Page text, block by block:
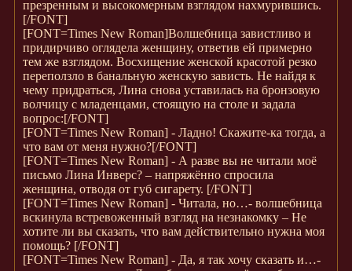
презренным и высокомерным взглядом нахмурившись.
[/FONT]
[FONT=Times New Roman]Волшебница завистливо и
придирчиво оглядела женщину, ответив ей примерно
тем же взглядом. Восхищение женской красотой резко
переползло в банальную женскую зависть. Не найдя к
чему придраться, Лина снова уставилась на бронзовую
волчицу с младенцами, стоящую на столе и задала
вопрос:[/FONT]
[FONT=Times New Roman] - Ладно! Скажите-ка тогда, а
что вам от меня нужно?[/FONT]
[FONT=Times New Roman] - А разве вы не читали моё
письмо Лина Инверс? – напряжённо спросила
женщина, отводя от губ сигарету. [/FONT]
[FONT=Times New Roman] - Читала, но…- волшебница
вскинула встревоженный взгляд на незнакомку – Не
хотите ли вы сказать, что вам действительно нужна моя
помощь? [/FONT]
[FONT=Times New Roman] - Да, я так хочу сказать и…-